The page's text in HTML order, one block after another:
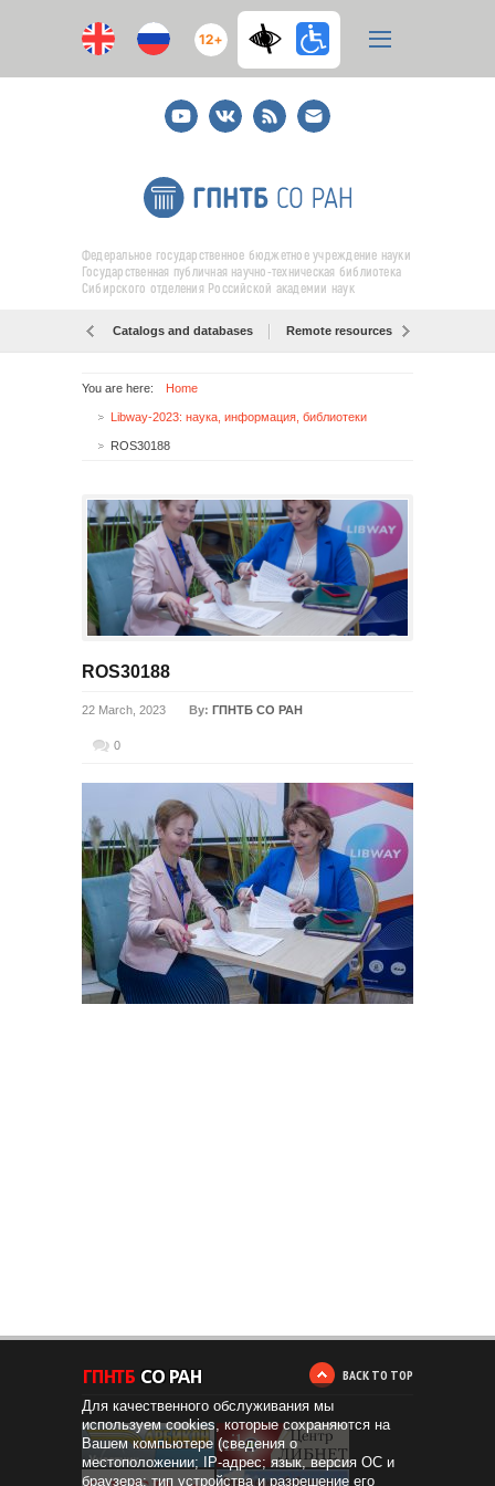
12+
YoutubeВКонтакте
RSS
E-
mail
подписка
Федеральное государственное бюджетное учреждение науки
Государственная публичная научно-техническая библиотека
Сибирского отделения Российской академии наук
Catalogs and databases Remote resources
You are here: Home
Libway-2023: наука, информация, библиотеки
ROS30188
ROS30188
22 March, 2023 By: ГПНТБ СО РАН
0
BACK TO TOP
Для качественного обслуживания мы
используем cookies, которые сохраняются на
Вашем компьютере (сведения о
местоположении; IP-адрес; язык, версия ОС и
браузера; тип устройства и разрешение его